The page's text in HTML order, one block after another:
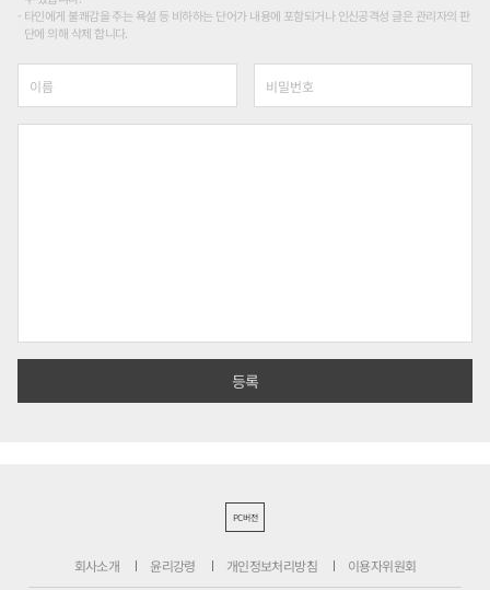
타인에게 불쾌감을 주는 욕설 등 비하하는 단어가 내용에 포함되거나 인신공격성 글은 관리자의 판
단에 의해 삭제 합니다.
PC버전
회사소개 윤리강령 개인정보처리방침 이용자위원회